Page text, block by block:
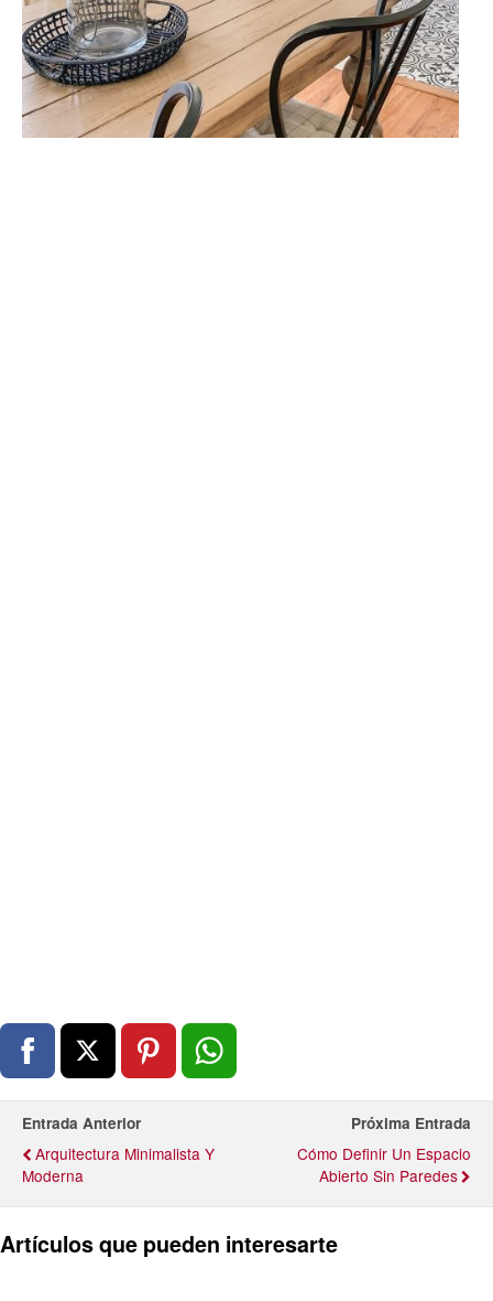
Entrada Anterior
Arquitectura Minimalista Y
Moderna
Próxima Entrada
Cómo Definir Un Espacio
Abierto Sin Paredes
Artículos que pueden interesarte